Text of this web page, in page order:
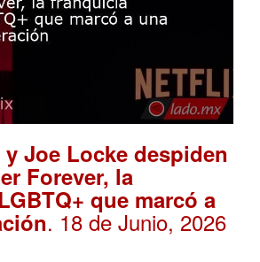
Joe Locke despiden
Forever, la
que marcó a
. 18 de Junio, 2026